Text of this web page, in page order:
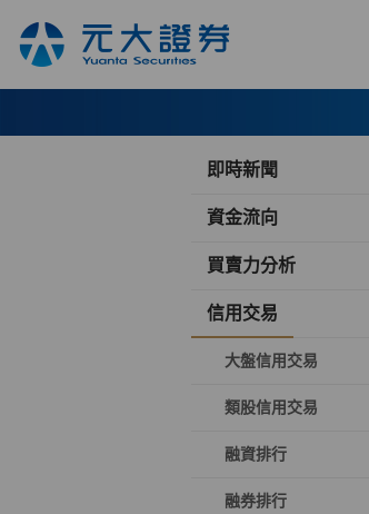
即時新聞
資金流向
買賣力分析
信用交易
大盤信用交易
類股信用交易
融資排行
融券排行